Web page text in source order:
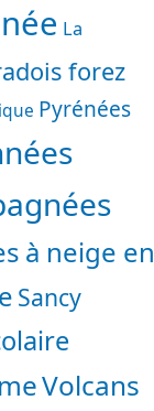
La
forez
Pyrénées
à neige en
Sancy
Volcans